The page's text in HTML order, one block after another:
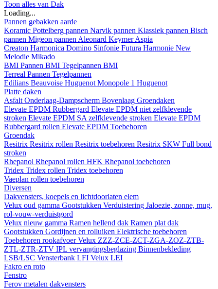
Toon alles van Dak
Loading...
Pannen gebakken aarde
Koramic Pottelberg pannen Narvik pannen Klassiek pannen Bisch
pannen Migeon pannen Aleonard KeymerAspia
Creaton Harmonica Domino Sinfonie Futura Harmonie New
Melodie Mikado
BMI Pannen BMI Tegelpannen BMI
Terreal Pannen Tegelpannen
Edilians Beauvoise Huguenot Monopole 1 Huguenot
Platte daken
Asfalt Onderlaag-Dampscherm Bovenlaag Groendaken
Elevate EPDM Rubbergard Elevate EPDM niet zelfklevende
stroken Elevate EPDM SA zelfklevende stroken Elevate EPDM
Rubbergard rollen Elevate EPDM Toebehoren
Groendak
Resitrix Resitrix rollen Resitrix toebehoren Resitrix SKW Full bond
stroken
Rhepanol Rhepanol rollen HFK Rhepanol toebehoren
Tridex Tridex rollen Tridex toebehoren
Vaeplan rollen toebehoren
Diversen
Dakvensters, koepels en lichtdoorlaten elem
Velux oud gamma Gootstukken Verduistering Jaloezie, zonne, mug,
rol-vouw-verduistgord
Velux nieuw gamma Ramen hellend dak Ramen plat dak
Gootstukken Gordijnen en rolluiken Elektrische toebehoren
Toebehoren rookafvoerVelux ZZZ-ZCE-ZCT-ZGA-ZOZ-ZTB-
ZTL-ZTR-ZTV IPL vervangingsbeglazing Binnenbekleding
LSB/LSC Vensterbank LFI Velux LEI
Fakro en roto
Fenstro
Ferov metalen dakvensters